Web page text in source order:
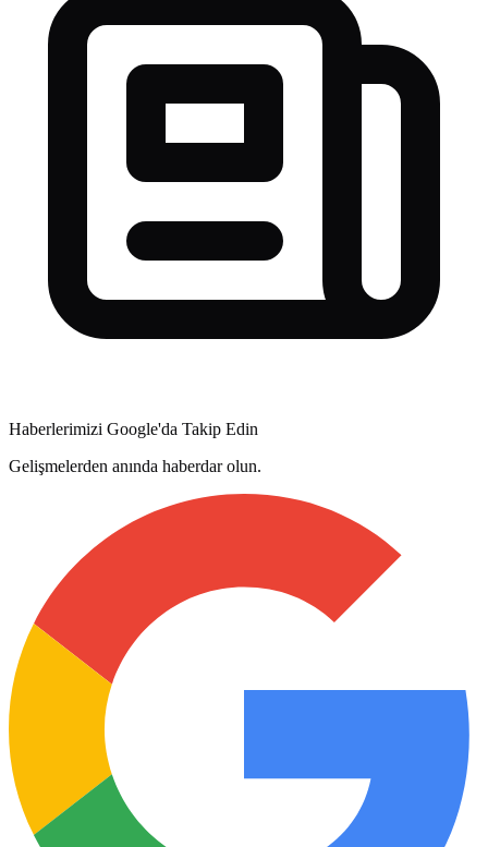
Haberlerimizi Google'da Takip Edin
Gelişmelerden anında haberdar olun.